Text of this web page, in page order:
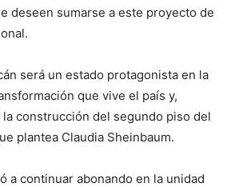
deseen sumarse a este proyecto de
será un estado protagonista en la
que vive el país y,
construcción del segundo piso del
plantea Claudia Sheinbaum.
a continuar abonando en la unidad